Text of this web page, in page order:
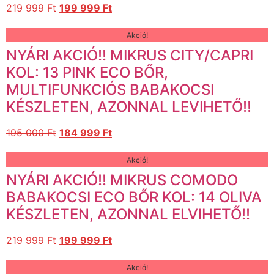
219 999Ft 199 999 Ft
Akció!
NYÁRI AKCIÓ!! MIKRUS CITY/CAPRI
KOL: 13 PINK ECO BŐR,
MULTIFUNKCIÓS BABAKOCSI
KÉSZLETEN, AZONNAL LEVIHETŐ!!
195 000Ft 184 999 Ft
Akció!
NYÁRI AKCIÓ!! MIKRUS COMODO
BABAKOCSI ECO BŐR KOL: 14 OLIVA
KÉSZLETEN, AZONNAL ELVIHETŐ!!
219 999Ft 199 999 Ft
Akció!